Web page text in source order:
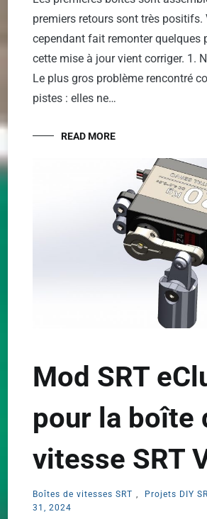
premiers retours sont très positifs.
cependant fait remonter quelques
cette mise à jour vient corriger. 1.
Le plus gros problème rencontré
pistes : elles ne…
READ MORE
Mod SRT
pour la boîte
vitesse SRT
Boîtes de vitesses SRT , Projets DIY
31, 2024